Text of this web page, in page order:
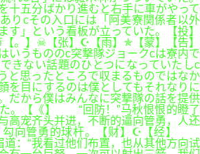
十五分ばかり進むと右手に車がやって
りcその入口には「阿美寮関係者以外
す」という看板が立っていた。【投】
。】☠【张】☪【雨】✯【蒙】【告】
いうもののc突撃隊ジョークcは寮内で
きない話題のひとつになっていたしc
と思ったところで収まるものではなか
を目にするのは僕としてもそれなりに
だから僕はみんなに突撃隊の話を提供
た。【《】 “回防！”马秋恨恨的瞪了
高宠齐头并进，不断的逼向管勇，人还
勾向管勇的球杆。【财】☪【经】
道：“我看过他们布置，也从其他方向试